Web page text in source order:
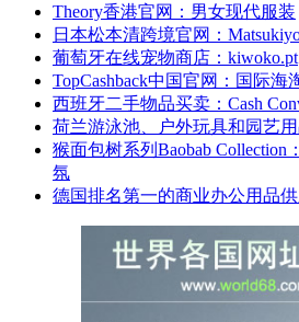
Theory香港官网：男女现代服装
日本松本清跨境官网：
葡萄牙在线宠物商店：kiwoko.pt
TopCashback中国官网：国际海
西班牙二手物品买卖：Cash
荷兰游泳池、户外玩具和园艺
猴面包树系列Baobab
氛
德国排名第一的商业办公用品供